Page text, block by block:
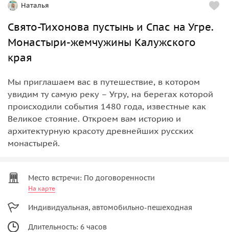
Наталья
Свято-Тихонова пустынь и Спас на Угре.
Монастыри-жемчужины Калужского
края
Мы приглашаем вас в путешествие, в котором
увидим ту самую реку – Угру, на берегах которой
происходили события 1480 года, известные как
Великое стояние. Откроем вам историю и
архитектурную красоту древнейших русских
монастырей.
Место встречи: По договоренности
На карте
Индивидуальная, автомобильно-пешеходная
Длительность: 6 часов